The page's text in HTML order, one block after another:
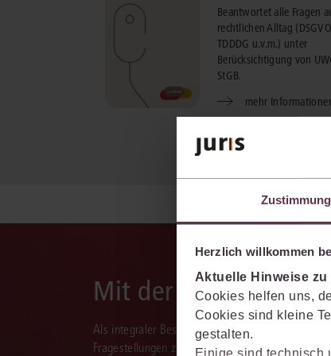
Zustimmung
Herzlich willkommen
Aktuelle Hinweise
Cookies helfen uns,
Cookies sind kleine
gestalten.
Einige sind technisch
Beantwortet alle Fragen
rechtlichen Alltag
TDDDG u.v.m.) unter
Berücksichtigung von
StGB.
mehr
Mit der juris KI-
Als integraler Bestandteil des juris Portals
Fragestellungen zu recherchieren, zu